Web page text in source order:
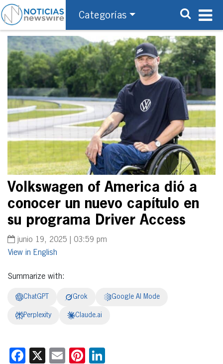
Categorías
Volkswagen of America dió a
conocer un nuevo capítulo en
su programa Driver Access
junio 19, 2025 | 03:59 pm
English
Summarize with:
ChatGPT Grok Google AI Mode
Perplexity Claude.ai
Facebook
X EmailPinterest